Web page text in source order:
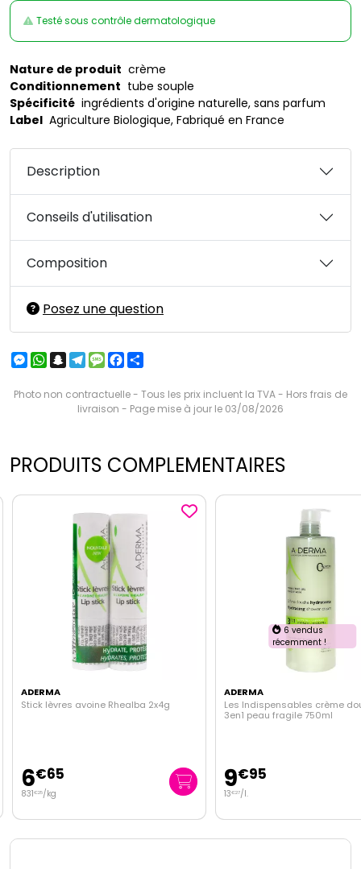
Testé sous contrôle dermatologique
Nature de produit crème
Conditionnement tube souple
Spécificité ingrédients d'origine naturelle, sans parfum
Label Agriculture Biologique, Fabriqué en France
Description
Conseils d'utilisation
Composition
Posez une question
Messenger
WhatsApp
Snapchat
Telegram
MessageFacebook
Photo non contractuelle - Tous les prix incluent la TVA - Hors frais de
livraison - Page mise à jour le 03/08/2026
PRODUITS COMPLEMENTAIRES
ADERMA
Stick lèvres avoine Rhealba 2x4g
6€65
831€25/kg
6 vendus
récemment !
ADERMA
Les Indispensables crème
3en1 peau fragile 750ml
9€95
13€27/l.